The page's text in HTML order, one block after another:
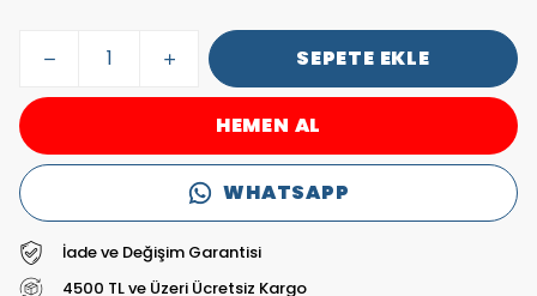
SEPETE EKLE
HEMEN AL
WHATSAPP
İade ve Değişim Garantisi
4500 TL ve Üzeri Ücretsiz Kargo